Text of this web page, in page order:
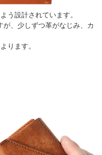
う設計されています。
、少しずつ革がなじみ、カ
ります。